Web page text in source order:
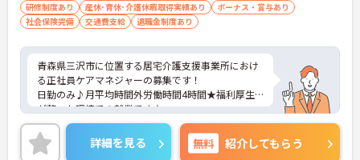
研修制度あり
産休･育休･介護休暇取得実績あり
ボーナス・賞与あり
社会保険完備
交通費支給 退職金制度あり
青森県三沢市に位置する居宅介護支援事業所におけ
る正社員ケアマネジャーの募集です！
日勤のみ♪月平均時間外労働時間4時間★福利厚生
が整った環境での就業です♪
ご興味ある方には、面接対策ポイントなど、さらに
詳細をお話しいたしますのでお気軽にご相談くださ
い。
詳細を見る 無料 紹介してもらう